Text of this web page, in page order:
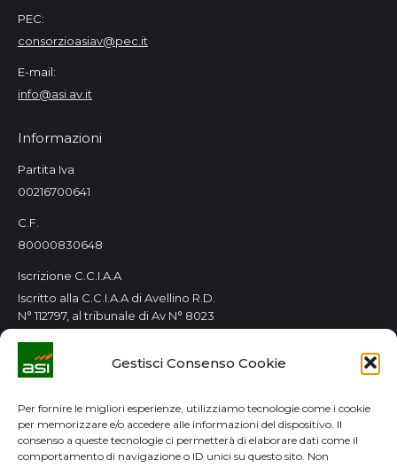
Gestisci Consenso Cookie
Per fornire le migliori esperienze, utilizziamo tecnologie come i cookie
per memorizzare e/o accedere alle informazioni del dispositivo. Il
consenso a queste tecnologie ci permetterà di elaborare dati come il
comportamento di navigazione o ID unici su questo sito. Non
PEC:
consorzioasiav@pec.it
E-mail:
info@asi.av.it
Informazioni
Partita Iva
00216700641
C.F.
80000830648
Iscrizione C.C.I.A.A
Iscritto alla C.C.I.A.A di Avellino R.D.
N° 112797, al tribunale di Av N° 8023
Orari Consorzio
Tutti i giorni 8.00 / 14.00
GDPR
Privacy Policy